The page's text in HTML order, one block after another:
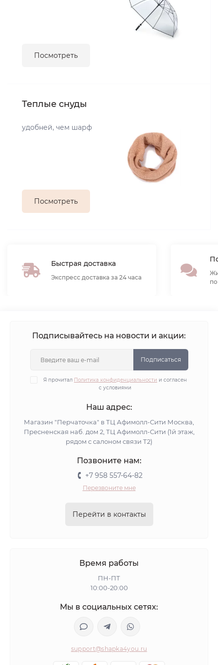
Посмотреть
Теплые снуды
удобней, чем шарф
Посмотреть
Быстрая доставка
Экспресс доставка за 24 часа
Подписывайтесь на новости и акции:
Подписаться
Я прочитал Политика конфиденциальности и согласен
с условиями
Наш адрес:
Магазин "Перчаточка" в ТЦ Афимолл-Сити Москва,
Пресненская наб. дом 2, ТЦ Афимолл-Сити (1й этаж,
рядом с салоном связи Т2)
Позвоните нам:
+7 958 557-64-82
Перезвоните мне
Перейти в контакты
Время работы
ПН-ПТ
10:00-20:00
Мы в социальных сетях:
support@shapka4you.ru